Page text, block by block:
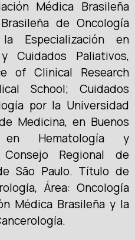
Médica Brasileña
de Oncología
Especialización en
Cuidados Paliativos,
of Clinical Research
School; Cuidados
por la Universidad
Medicina, en Buenos
en Hematología y
Regional de
São Paulo. Título de
Área: Oncología
Médica Brasileña y la